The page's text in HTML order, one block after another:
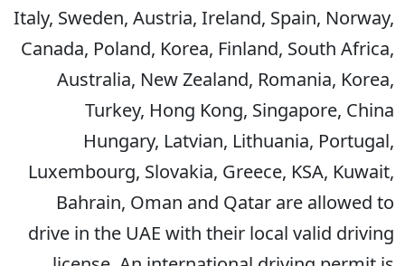
Italy, Sweden, Austria, Ireland, Spain, Norway,
Canada, Poland, Korea, Finland, South Africa,
Australia, New Zealand, Romania, Korea,
Turkey, Hong Kong, Singapore, China
Hungary, Latvian, Lithuania, Portugal,
Luxembourg, Slovakia, Greece, KSA, Kuwait,
Bahrain, Oman and Qatar are allowed to
drive in the UAE with their local valid driving